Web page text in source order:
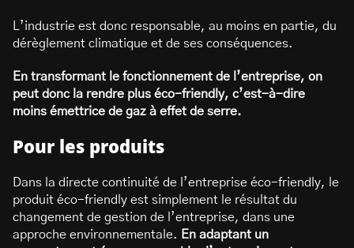
L’industrie est donc responsable, au moins en partie, du
dérèglement climatique et de ses conséquences.
En transformant le fonctionnement de l’entreprise, on
peut donc la rendre plus éco-friendly, c’est-à-dire
moins émettrice de gaz à effet de serre.
Pour les produits
Dans la directe continuité de l’entreprise éco-friendly, le
produit éco-friendly est simplement le résultat du
changement de gestion de l’entreprise, dans une
approche environnementale. En adaptant un